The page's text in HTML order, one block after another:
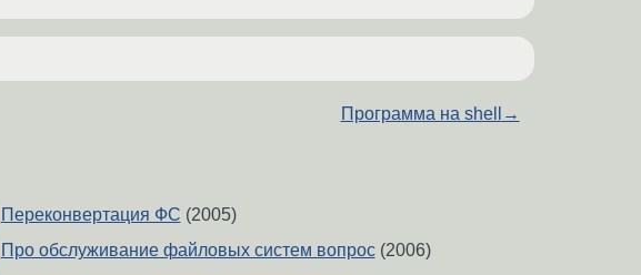
Программа на shell →
Переконвертация ФС (2005)
Про обслуживание файловых систем вопрос(2006)